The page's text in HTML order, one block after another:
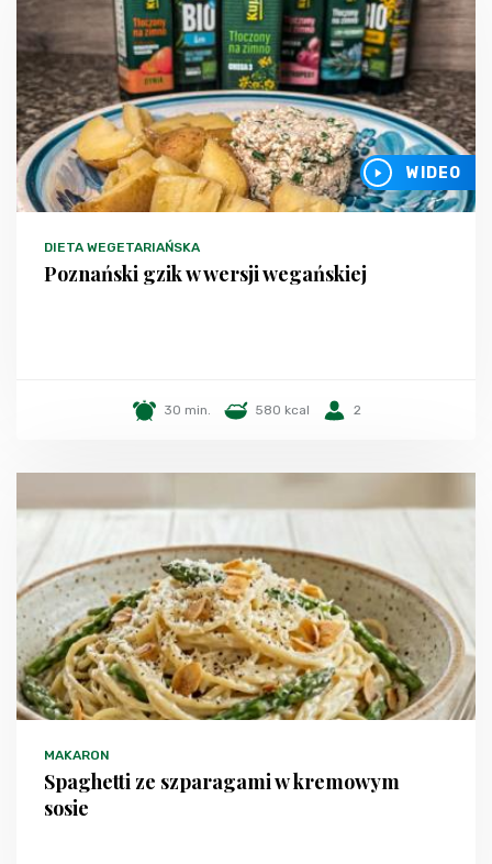
WIDEO
DIETA WEGETARIAŃSKA
Poznański gzik w wersji wegańskiej
30 min. 580 kcal 2
MAKARON
Spaghetti ze szparagami w kremowym
sosie